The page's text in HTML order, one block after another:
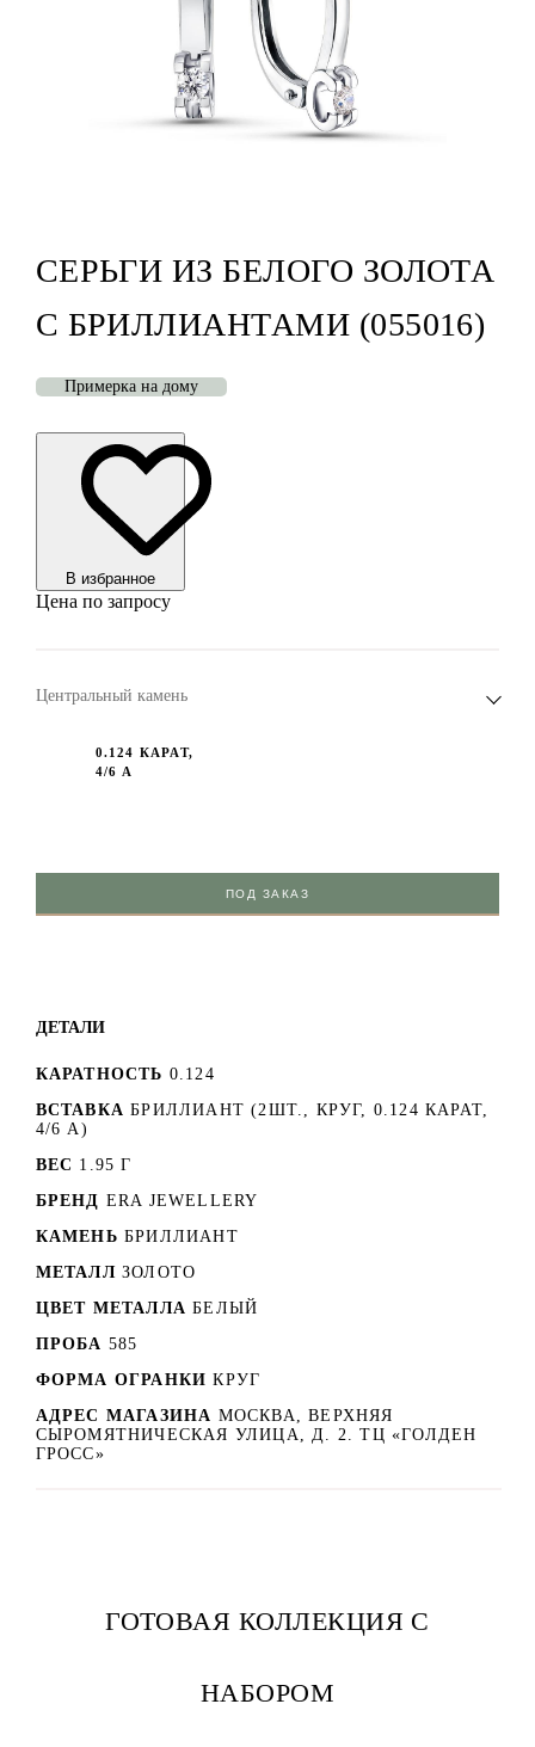
СЕРЬГИ ИЗ БЕЛОГО ЗОЛОТА
С БРИЛЛИАНТАМИ (055016)
Примерка на дому
В избранноe
Цена по запросу
Центральный камень
0.124 КАРАТ,
4/6 А
ПОД ЗАКАЗ
ДЕТАЛИ
КАРАТНОСТЬ 0.124
ВСТАВКА БРИЛЛИАНТ (2ШТ., КРУГ, 0.124 КАРАТ,
4/6 А)
ВЕС 1.95 Г
БРЕНД ERA JEWELLERY
КАМЕНЬ БРИЛЛИАНТ
МЕТАЛЛ ЗОЛОТО
ЦВЕТ МЕТАЛЛА БЕЛЫЙ
ПРОБА 585
ФОРМА ОГРАНКИ КРУГ
АДРЕС МАГАЗИНА МОСКВА, ВЕРХНЯЯ
СЫРОМЯТНИЧЕСКАЯ УЛИЦА, Д. 2. ТЦ «ГОЛДЕН
ГРОСС»
ГОТОВАЯ КОЛЛЕКЦИЯ С
НАБОРОМ